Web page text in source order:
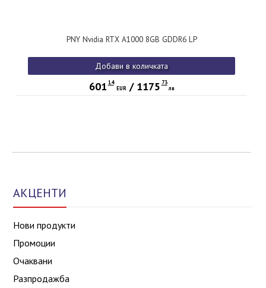
PNY Nvidia RTX A1000 8GB GDDR6 LP
Добави в количката
601 14
EUR/ 1175 73
лв
АКЦЕНТИ
Нови продукти
Промоции
Очаквани
Разпродажба